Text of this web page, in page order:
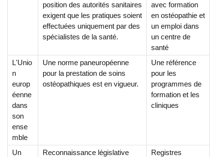
position des autorités sanitaires
exigent que les pratiques soient
effectuées uniquement par des
spécialistes de la santé.
avec formation
en ostéopathie et
un emploi dans
un centre de
santé
L'Unio
n
europ
éenne
dans
son
ense
mble
Une norme paneuropéenne
pour la prestation de soins
ostéopathiques est en vigueur.
Une référence
pour les
programmes de
formation et les
cliniques
Un
Reconnaissance législative
Registres